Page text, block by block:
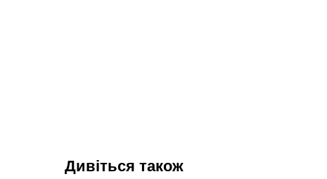
Дивіться також